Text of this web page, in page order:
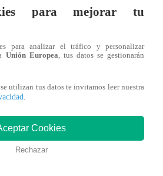
un divertido
para mejorar tu
para analizar el tráfico y personalizar
Unión Europea, tus datos se gestionarán
utilizan tus datos te invitamos leer nuestra
.
Cookies
Rechazar